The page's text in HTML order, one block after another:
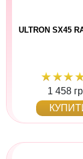
ULTRON SX45
1 458